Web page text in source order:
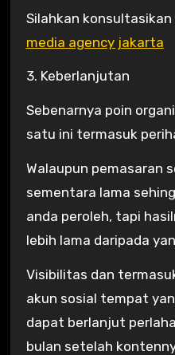
Silahkan konsultasikan
media agency jakarta
3. Keberlanjutan
Sebenarnya poin
satu ini termasuk
Walaupun pemasaran
sementara lama
anda peroleh, tapi
lebih lama daripada
Visibilitas dan
akun sosial tempat
dapat berlanjut
bulan setelah